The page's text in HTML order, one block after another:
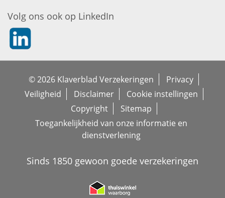
Volg ons ook op LinkedIn
https://nl.linkedin.com/company/klaverblad-
© 2026 Klaverblad Verzekeringen
Privacy
Veiligheid
Disclaimer
Cookie instellingen
Copyright
Sitemap
Toegankelijkheid van onze informatie en
dienstverlening
Sinds 1850 gewoon goede verzekeringen
https://www.thuiswinkel.org/